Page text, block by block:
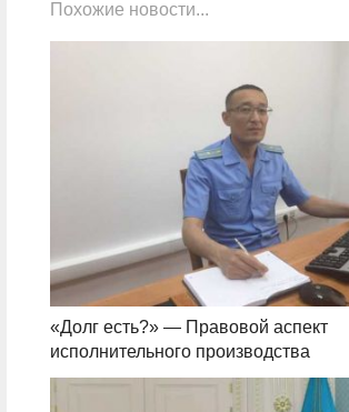
Похожие новости...
«Долг есть?» — Правовой аспект
исполнительного производства